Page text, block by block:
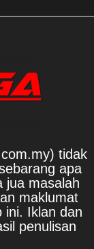
tidak
apa
jua masalah
maklumat
ini. Iklan dan
penulisan